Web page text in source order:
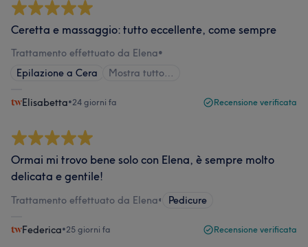
Ceretta e massaggio: tutto eccellente, come sempre
Trattamento effettuato da Elena•
Epilazione a Cera
Mostra tutto…
Elisabetta•24 giorni fa Recensione verificata
Ormai mi trovo bene solo con Elena, è sempre molto
delicata e gentile!
Trattamento effettuato da Elena• Pedicure
Federica•25 giorni fa Recensione verificata